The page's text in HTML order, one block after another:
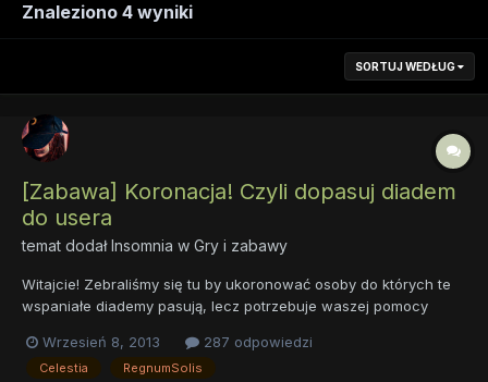
Znaleziono 4 wyniki
SORTUJ WEDŁUG
[Zabawa] Koronacja! Czyli dopasuj diadem
do usera
temat dodałInsomnia w Gry i zabawy
Witajcie! Zebraliśmy się tu by ukoronować osoby do których te
wspaniałe diademy pasują, lecz potrzebuje waszej pomocy
wami czasu i nie wszystkich znam tak dobrze jak wy. Więc
bardzo proszę o to, byście wskazywali w tym temacie
Wrzesień 8, 2013 287 odpowiedzi
Celestia RegnumSolis